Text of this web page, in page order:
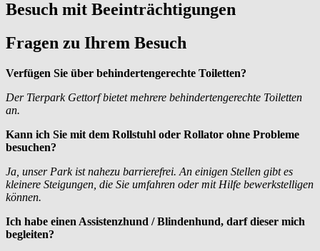
Besuch mit Beeinträchtigungen
Fragen zu Ihrem Besuch
Verfügen Sie über behindertengerechte Toiletten?
Der Tierpark Gettorf bietet mehrere behindertengerechte Toiletten
an.
Kann ich Sie mit dem Rollstuhl oder Rollator ohne Probleme
besuchen?
Ja, unser Park ist nahezu barrierefrei. An einigen Stellen gibt es
kleinere Steigungen, die Sie umfahren oder mit Hilfe bewerkstelligen
können.
Ich habe einen Assistenzhund / Blindenhund, darf dieser mich
begleiten?